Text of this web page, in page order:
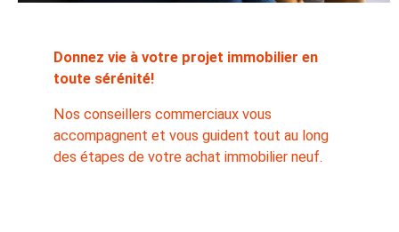
Donnez vie à votre projet immobilier en
toute sérénité!
Nos conseillers commerciaux vous
accompagnent et vous guident tout au long
des étapes de votre achat immobilier neuf.